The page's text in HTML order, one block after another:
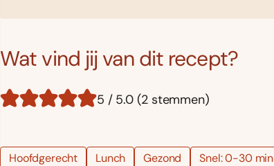
Wat vind jij van dit recept?
5 / 5.0 (2 stemmen)
Hoofdgerecht Lunch Gezond Snel: 0-30 min